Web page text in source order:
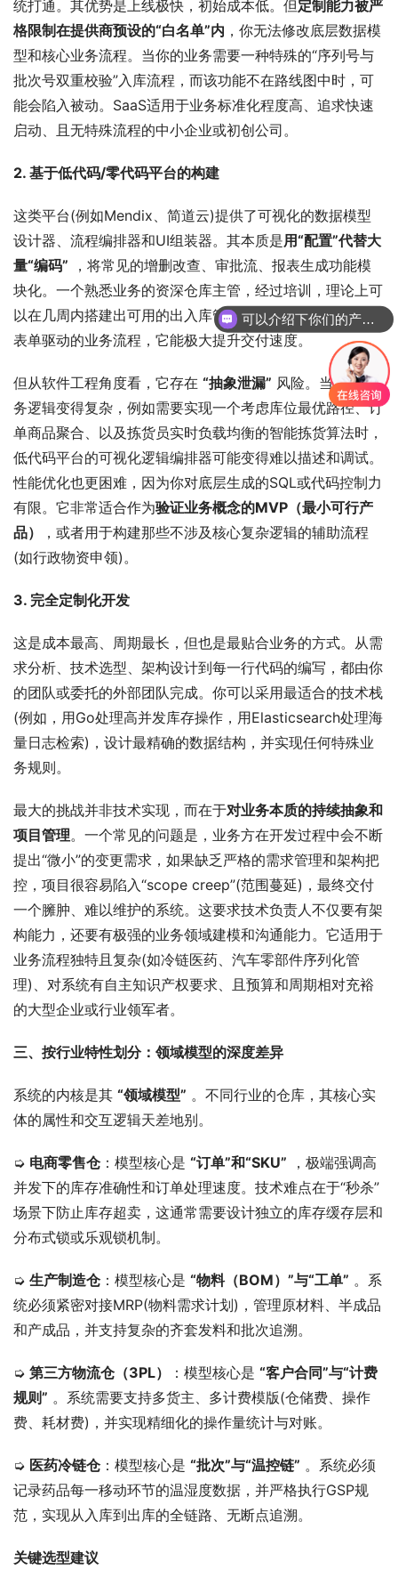
统打通。其优势是上线极快，初始成本低。但定制能力被严
格限制在提供商预设的“白名单”内 ，你无法修改底层数据模
型和核心业务流程。当你的业务需要一种特殊的“序列号与
批次号双重校验”入库流程，而该功能不在路线图中时，可
能会陷入被动。SaaS适用于业务标准化程度高、追求快速
启动、且无特殊流程的中小企业或初创公司。
2. 基于低代码/零代码平台的构建
这类平台(例如Mendix、简道云)提供了可视化的数据模型
设计器、流程编排器和UI组装器。其本质是用“配置”代替大
量“编码” ，将常见的增删改查、审批流、报表生成功能模
块化。一个熟悉业务的资深仓库主管，经过培训，理论上可
以在几周内搭建出可用的出入库管理模块。对于大量简单、
表单驱动的业务流程，它能极大提升交付速度。
但从软件工程角度看，它存在 “抽象泄漏” 风险。当你的业
务逻辑变得复杂，例如需要实现一个考虑库位最优路径、订
单商品聚合、以及拣货员实时负载均衡的智能拣货算法时，
低代码平台的可视化逻辑编排器可能变得难以描述和调试。
性能优化也更困难，因为你对底层生成的SQL或代码控制力
有限。它非常适合作为验证业务概念的MVP（最小可行产
品）
，或者用于构建那些不涉及核心复杂逻辑的辅助流程
(如行政物资申领)。
3. 完全定制化开发
这是成本最高、周期最长，但也是最贴合业务的方式。从需
求分析、技术选型、架构设计到每一行代码的编写，都由你
的团队或委托的外部团队完成。你可以采用最适合的技术栈
(例如，用Go处理高并发库存操作，用Elasticsearch处理海
量日志检索)，设计最精确的数据结构，并实现任何特殊业
务规则。
最大的挑战并非技术实现，而在于对业务本质的持续抽象和
项目管理。一个常见的问题是，业务方在开发过程中会不断
提出“微小”的变更需求，如果缺乏严格的需求管理和架构把
控，项目很容易陷入“scope creep”(范围蔓延)，最终交付
一个臃肿、难以维护的系统。这要求技术负责人不仅要有架
构能力，还要有极强的业务领域建模和沟通能力。它适用于
业务流程独特且复杂(如冷链医药、汽车零部件序列化管
理)、对系统有自主知识产权要求、且预算和周期相对充裕
的大型企业或行业领军者。
三、按行业特性划分：领域模型的深度差异
系统的内核是其 “领域模型” 。不同行业的仓库，其核心实
体的属性和交互逻辑天差地别。
➭ 电商零售仓 ：模型核心是 “订单”和“SKU” ，极端强调高
并发下的库存准确性和订单处理速度。技术难点在于“秒杀”
场景下防止库存超卖，这通常需要设计独立的库存缓存层和
分布式锁或乐观锁机制。
➭ 生产制造仓 ：模型核心是 “物料（BOM）”与“工单” 。系
统必须紧密对接MRP(物料需求计划)，管理原材料、半成品
和产成品，并支持复杂的齐套发料和批次追溯。
➭ 第三方物流仓（3PL） ：模型核心是 “客户合同”与“计费
规则” 。系统需要支持多货主、多计费模版(仓储费、操作
费、耗材费)，并实现精细化的操作量统计与对账。
➭ 医药冷链仓 ：模型核心是 “批次”与“温控链” 。系统必须
记录药品每一移动环节的温湿度数据，并严格执行GSP规
范，实现从入库到出库的全链路、无断点追溯。
关键选型建议
可以介绍下你们的产品么